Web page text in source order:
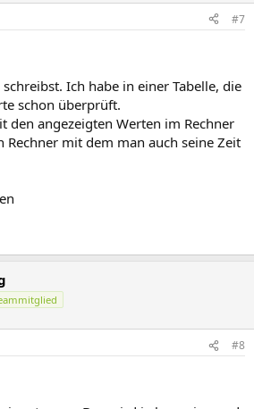
#7
Ich habe in einer Tabelle, die
schon überprüft.
den angezeigten Werten im Rechner
Rechner mit dem man auch seine Zeit
#8